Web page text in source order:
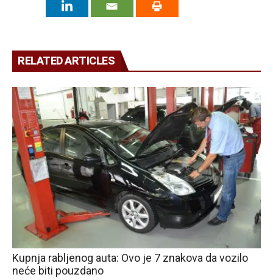
RELATED ARTICLES
Kupnja rabljenog auta: Ovo je 7 znakova da vozilo
neće biti pouzdano